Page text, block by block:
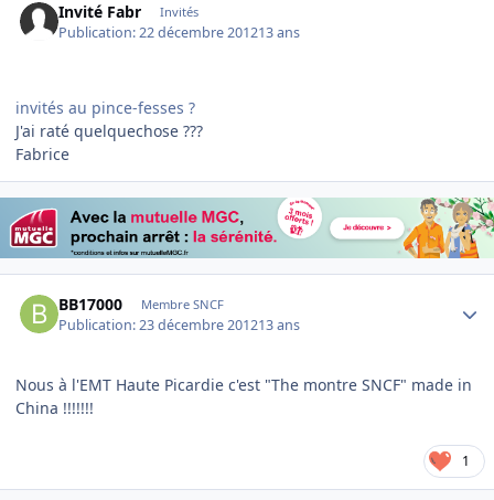
Invité Fabr Invités
Publication:22 décembre 201213 ans
invités au pince-fesses ?
J'ai raté quelquechose ???
Fabrice
BB17000 Membre SNCF
Publication:23 décembre 201213 ans
Nous à l'EMT Haute Picardie c'est "The montre SNCF" made in
China !!!!!!!
1